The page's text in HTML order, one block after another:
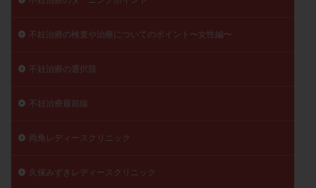
不妊治療の検査や治療についてのポイント〜女性編〜
不妊治療の選択肢
不妊治療最前線
両角レディースクリニック
久保みずきレディースクリニック